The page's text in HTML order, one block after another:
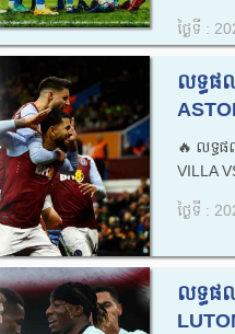
ថ្ងៃទី :
លទ្ធផ
🔥លទ្ធ
VILLA
ថ្ងៃទី :
លទ្ធផ